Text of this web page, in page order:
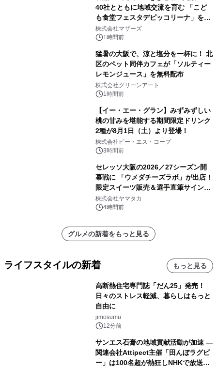
40社とともに地域交流を育む 「こど
も食堂フェスタデピッコリーナ」を9
月5日(土)開催
株式会社マザーズ
1時間前
猛暑の大阪で、涼と塩分を一杯に！ 北
区のペット同伴カフェが「ソルティー
レモンジュース」を無料配布
株式会社グリーンアート
1時間前
【イー・エー・グラン】みずみずしい
桃の甘みを堪能する期間限定ドリンク
2種が8月1日（土）より登場！
株式会社ピー・エス・コープ
3時間前
セレッソ大阪の2026／27シーズン開
幕戦に 「ウメダチーズラボ」が出店！
限定スイーツ販売＆選手直筆サイング
ッズが当たる抽選会を 8月8日に開催
株式会社ヤマタカ
4時間前
グルメの新着をもっと見る
ライフスタイルの新着 もっと見る
高断熱住宅専門誌「だん25」発売！
日々のストレス軽減、暮らしはもっと
自由に
jimosumu
12分前
サンエス石膏の地域貢献活動が加速 ―
関連会社Attipect主催「田んぼラグビ
ー」は100名超が熱狂しNHKで放送さ